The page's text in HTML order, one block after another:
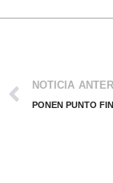
NOTICIA